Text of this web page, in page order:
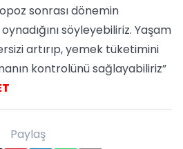
sonrası dönemin
söyleyebiliriz. Yaşam
artırıp, yemek tüketimini
kontrolünü sağlayabiliriz”
Paylaş